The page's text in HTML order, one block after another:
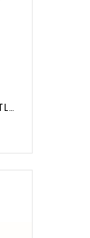
PASTIGLIE TT CAN AM OUTLANDER...